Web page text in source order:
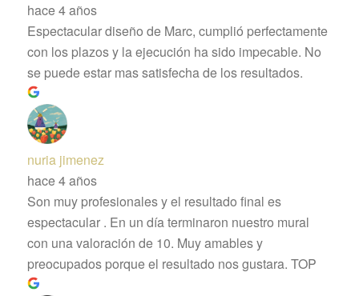
hace 4 años
Espectacular diseño de Marc, cumplió perfectamente
con los plazos y la ejecución ha sido impecable. No
se puede estar mas satisfecha de los resultados.
nuria jimenez
hace 4 años
Son muy profesionales y el resultado final es
espectacular . En un día terminaron nuestro mural
con una valoración de 10. Muy amables y
preocupados porque el resultado nos gustara. TOP